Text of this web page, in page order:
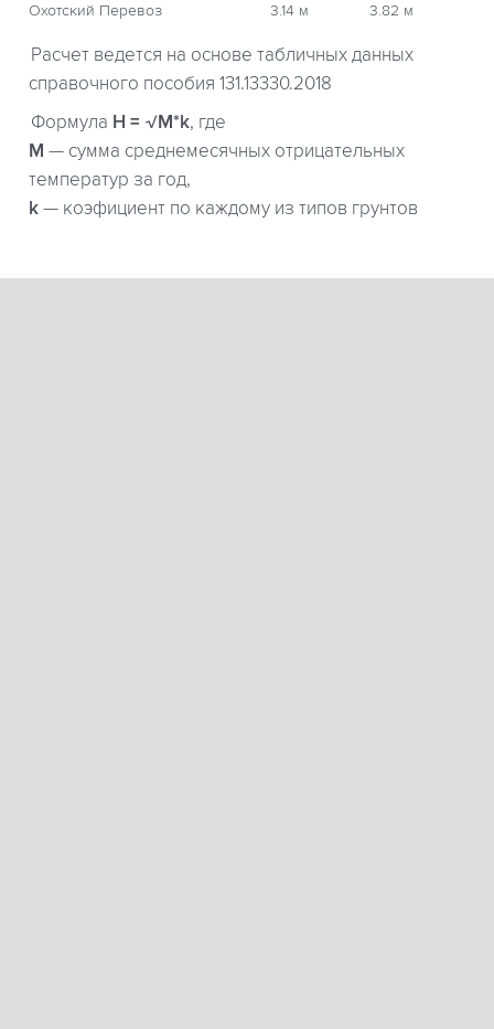
Охотский Перевоз 3.14 м 3.82 м
Расчет ведется на основе табличных данных
справочного пособия 131.13330.2018
Формула H = √M*k, где
М — сумма среднемесячных отрицательных
температур за год,
k — коэфициент по каждому из типов грунтов